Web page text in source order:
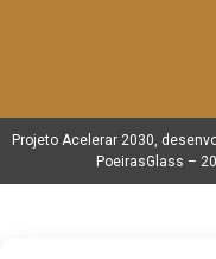
Projeto Acelerar 2030,
PoeirasGlass –